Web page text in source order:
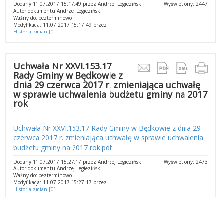
Wyświetlony: 2447
Dodany 11.07.2017 15:17:49 przez Andrzej Legieziński
Autor dokumentu Andrzej Legieziński
Ważny do: bezterminowo
Modyfikacja: 11.07.2017 15:17:49 przez
Historia zmian [0]
Uchwała Nr XXVI.153.17
Rady Gminy w Będkowie z
dnia 29 czerwca 2017 r. zmieniająca uchwałę
w sprawie uchwalenia budżetu gminy na 2017
rok
Uchwała Nr XXVI.153.17 Rady Gminy w Będkowie z dnia 29
czerwca 2017 r. zmieniająca uchwałę w sprawie uchwalenia
budżetu gminy na 2017 rok.pdf
Wyświetlony: 2473
Dodany 11.07.2017 15:27:17 przez Andrzej Legieziński
Autor dokumentu Andrzej Legieziński
Ważny do: bezterminowo
Modyfikacja: 11.07.2017 15:27:17 przez
Historia zmian [0]